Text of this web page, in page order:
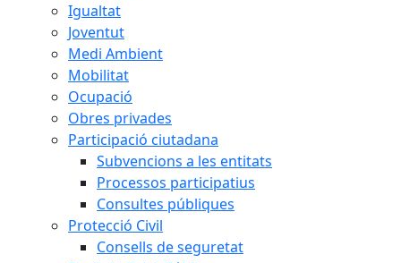
Igualtat
Joventut
Medi Ambient
Mobilitat
Ocupació
Obres privades
Participació ciutadana
Subvencions a les entitats
Processos participatius
Consultes públiques
Protecció Civil
Consells de seguretat